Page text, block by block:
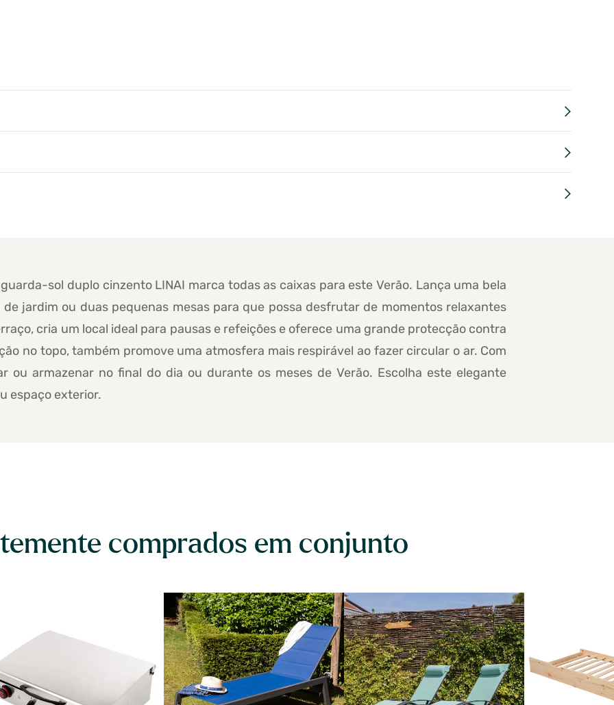
sol duplo cinzento LINAI marca todas as caixas para este Verão. Lança uma bela
jardim ou duas pequenas mesas para que possa desfrutar de momentos relaxantes
cria um local ideal para pausas e refeições e oferece uma grande protecção contra
no topo, também promove uma atmosfera mais respirável ao fazer circular o ar. Com
ou armazenar no final do dia ou durante os meses de Verão. Escolha este elegante
espaço exterior.
comprados em conjunto